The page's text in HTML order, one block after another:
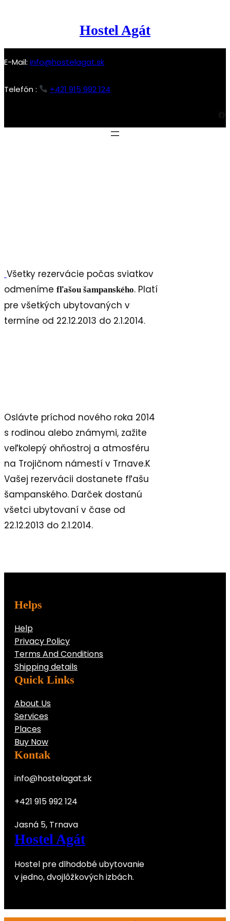
Hostel Agát
E-Mail: info@hostelagat.sk
Telefón : +421 915 992 124
Všetky rezervácie počas sviatkov
odmeníme fľašou šampanského. Platí
pre všetkých ubytovaných v
termíne od 22.12.2013 do 2.1.2014.
Oslávte príchod nového roka 2014
s rodinou alebo známymi, zažite
veľkolepý ohňostroj a atmosféru
na Trojičnom námestí v Trnave.K
Vašej rezervácii dostanete fľašu
šampanského. Darček dostanú
všetci ubytovaní v čase od
22.12.2013 do 2.1.2014.
Helps
Help
Privacy Policy
Terms And Conditions
Shipping details
Quick Links
About Us
Services
Places
Buy Now
Kontak
info@hostelagat.sk
+421 915 992 124
Jasná 5, Trnava
Hostel Agát
Hostel pre dlhodobé ubytovanie
v jedno, dvojlôžkových izbách.